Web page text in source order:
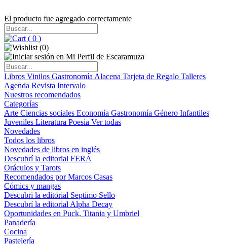
El producto fue agregado correctamente
( 0 )
(0)
Libros Vinilos Gastronomía Alacena Tarjeta de Regalo Talleres
Agenda Revista Intervalo
Nuestros recomendados
Categorías
Arte Ciencias sociales Economía Gastronomía Género Infantiles
Juveniles Literatura Poesía Ver todas
Novedades
Todos los libros
Novedades de libros en inglés
Descubrí la editorial FERA
Oráculos y Tarots
Recomendados por Marcos Casas
Cómics y mangas
Descubri la editorial Septimo Sello
Descubrí la editorial Alpha Decay
Oportunidades en Puck, Titania y Umbriel
Panadería
Cocina
Pastelería